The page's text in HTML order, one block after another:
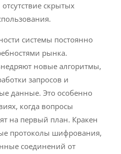
скрытых
системы постоянно
рынка.
новые алгоритмы,
запросов и
данные. Это особенно
когда вопросы
на первый план. Кракен
протоколы шифрования,
соединений от